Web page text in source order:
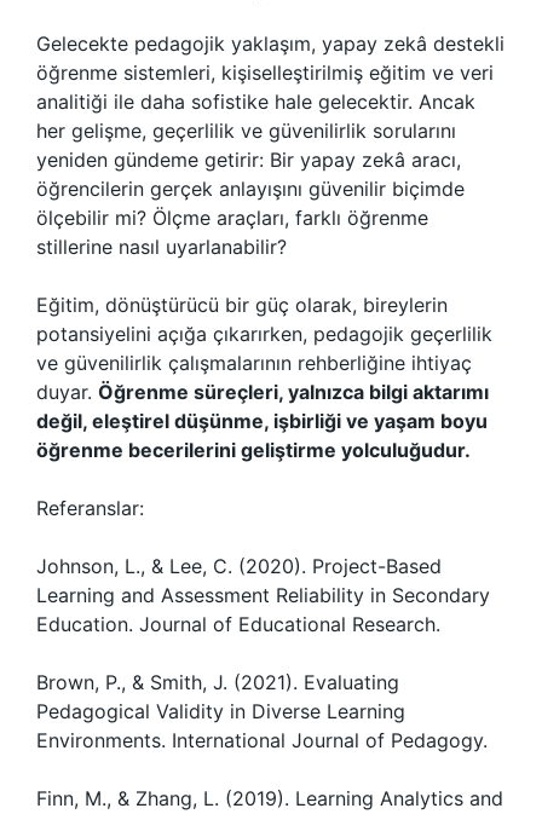
Gelecekte pedagojik yaklaşım, yapay zekâ destekli
öğrenme sistemleri, kişiselleştirilmiş eğitim ve veri
analitiği ile daha sofistike hale gelecektir. Ancak
her gelişme, geçerlilik ve güvenilirlik sorularını
yeniden gündeme getirir: Bir yapay zekâ aracı,
öğrencilerin gerçek anlayışını güvenilir biçimde
ölçebilir mi? Ölçme araçları, farklı öğrenme
stillerine nasıl uyarlanabilir?
Eğitim, dönüştürücü bir güç olarak, bireylerin
potansiyelini açığa çıkarırken, pedagojik geçerlilik
ve güvenilirlik çalışmalarının rehberliğine ihtiyaç
duyar. Öğrenme süreçleri, yalnızca bilgi aktarımı
değil, eleştirel düşünme, işbirliği ve yaşam boyu
öğrenme becerilerini geliştirme yolculuğudur.
Referanslar:
Johnson, L., & Lee, C. (2020). Project-Based
Learning and Assessment Reliability in Secondary
Education. Journal of Educational Research.
Brown, P., & Smith, J. (2021). Evaluating
Pedagogical Validity in Diverse Learning
Environments. International Journal of Pedagogy.
Finn, M., & Zhang, L. (2019). Learning Analytics and